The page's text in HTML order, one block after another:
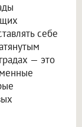
себе
— это